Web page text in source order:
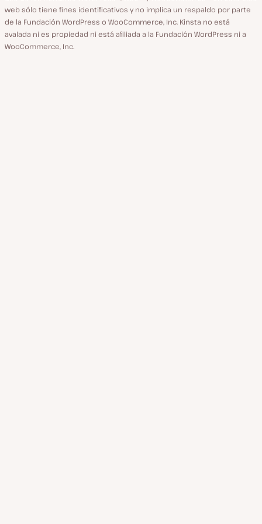
web sólo tiene fines identificativos y no implica un respaldo por parte
de la Fundación WordPress o WooCommerce, Inc. Kinsta no está
avalada ni es propiedad ni está afiliada a la Fundación WordPress ni a
WooCommerce, Inc.